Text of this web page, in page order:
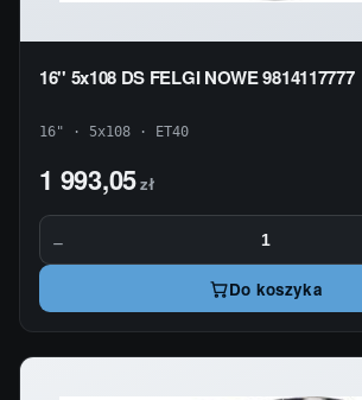
16'' 5x108 DS FELGI NOWE 9814117777
16" · 5x108 · ET40
1 993,05zł
−
Do koszyka